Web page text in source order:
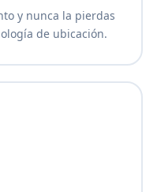
y nunca la pierdas
de ubicación.